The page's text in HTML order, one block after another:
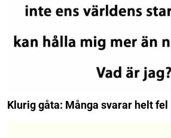
Klurig gåta: Många svarar helt fel